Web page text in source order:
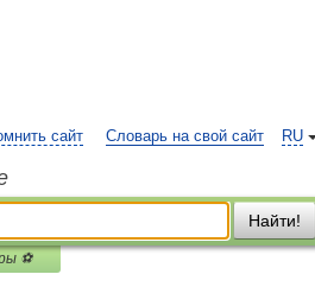
RU
сайт Словарь на свой сайт
Найти!
⚽